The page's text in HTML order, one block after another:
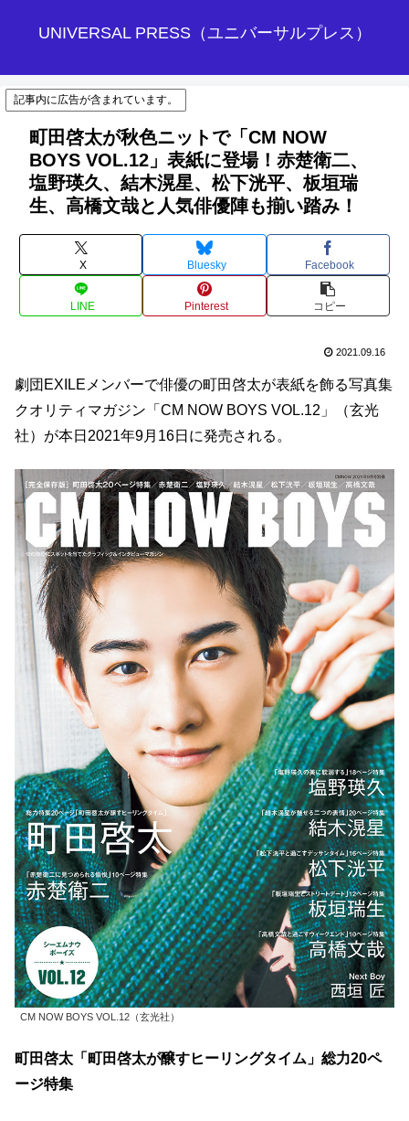
UNIVERSAL PRESS（ユニバーサルプレス）
記事内に広告が含まれています。
町田啓太が秋色ニットで「CM NOW
BOYS VOL.12」表紙に登場！赤楚衛二、
塩野瑛久、結木滉星、松下洸平、板垣瑞
生、高橋文哉と人気俳優陣も揃い踏み！
X Bluesky Facebook
LINE Pinterest コピー
2021.09.16
劇団EXILEメンバーで俳優の町田啓太が表紙を飾る写真集
クオリティマガジン「CM NOW BOYS VOL.12」（玄光
社）が本日2021年9月16日に発売される。
CM NOW BOYS VOL.12（玄光社）
町田啓太「町田啓太が醸すヒーリングタイム」総力20ペ
ージ特集